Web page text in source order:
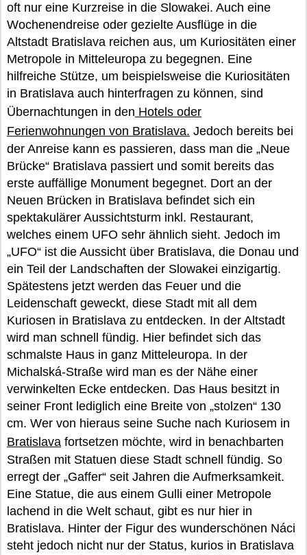
oft nur eine Kurzreise in die Slowakei. Auch eine
Wochenendreise oder gezielte Ausflüge in die
Altstadt Bratislava reichen aus, um Kuriositäten einer
Metropole in Mitteleuropa zu begegnen. Eine
hilfreiche Stütze, um beispielsweise die Kuriositäten
in Bratislava auch hinterfragen zu können, sind
Übernachtungen in den Hotels oder
Ferienwohnungen von Bratislava. Jedoch bereits bei
der Anreise kann es passieren, dass man die „Neue
Brücke“ Bratislava passiert und somit bereits das
erste auffällige Monument begegnet. Dort an der
Neuen Brücken in Bratislava befindet sich ein
spektakulärer Aussichtsturm inkl. Restaurant,
welches einem UFO sehr ähnlich sieht. Jedoch im
„UFO“ ist die Aussicht über Bratislava, die Donau und
ein Teil der Landschaften der Slowakei einzigartig.
Spätestens jetzt werden das Feuer und die
Leidenschaft geweckt, diese Stadt mit all dem
Kuriosen in Bratislava zu entdecken. In der Altstadt
wird man schnell fündig. Hier befindet sich das
schmalste Haus in ganz Mitteleuropa. In der
Michalská-Straße wird man es der Nähe einer
verwinkelten Ecke entdecken. Das Haus besitzt in
seiner Front lediglich eine Breite von „stolzen“ 130
cm. Wer von hieraus seine Suche nach Kuriosem in
Bratislava fortsetzen möchte, wird in benachbarten
Straßen mit Statuen diese Stadt schnell fündig. So
erregt der „Gaffer“ seit Jahren die Aufmerksamkeit.
Eine Statue, die aus einem Gulli einer Metropole
lachend in die Welt schaut, gibt es nur hier in
Bratislava. Hinter der Figur des wunderschönen Náci
steht jedoch nicht nur der Status, kurios in Bratislava